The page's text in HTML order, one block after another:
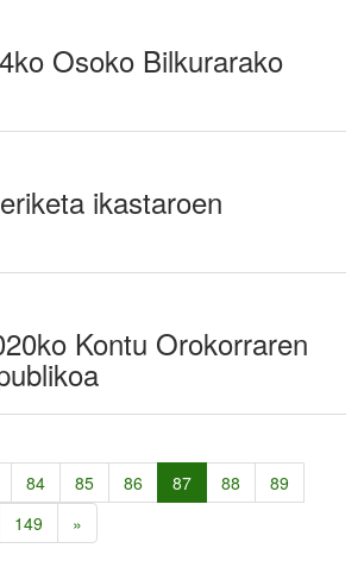
Osoko Bilkurarako
ikastaroen
Kontu Orokorraren
84 85 86 87 88
89
149 »